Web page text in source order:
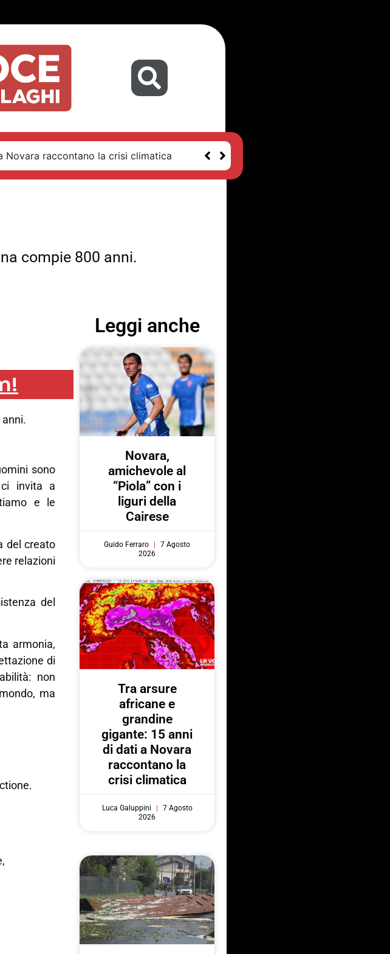
Novara raccontano la crisi climatica
compie 800 anni.
sono
invita a
e le
del creato
relazioni
del
armonia,
di
non
ma
Leggi anche
Novara,
amichevole al
“Piola” con i
liguri della
Cairese
Guido Ferraro
7 Agosto
2026
Tra arsure
africane e
grandine
gigante: 15 anni
di dati a Novara
raccontano la
crisi climatica
Luca Galuppini
7 Agosto
2026